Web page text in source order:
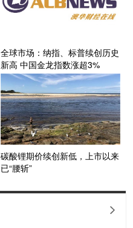
全球市场：纳指、标普续创历史
新高 中国金龙指数涨超3%
AMD大涨逾18%
碳酸锂期价续创新低，上市以来
已“腰斩”
